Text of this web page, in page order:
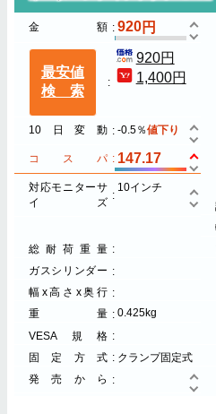
金額 920
最安値
検索
920円
1,400円
10日変動 -0.5％値下り
コスパ 147.17
対応モニターサ
イズ
10インチ
総耐荷重量
ガスシリンダー
幅x高さx奥行
重量
0.425kg
VESA規格
固定方式
クランプ固定式
発売から